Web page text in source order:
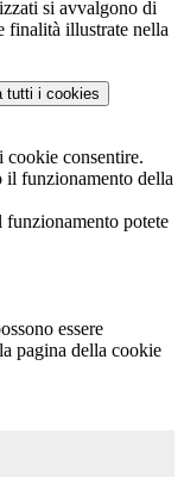
si avvalgono di
finalità illustrate nella
tutti i cookies
cookie consentire.
il funzionamento della
funzionamento potete
essere
pagina della cookie